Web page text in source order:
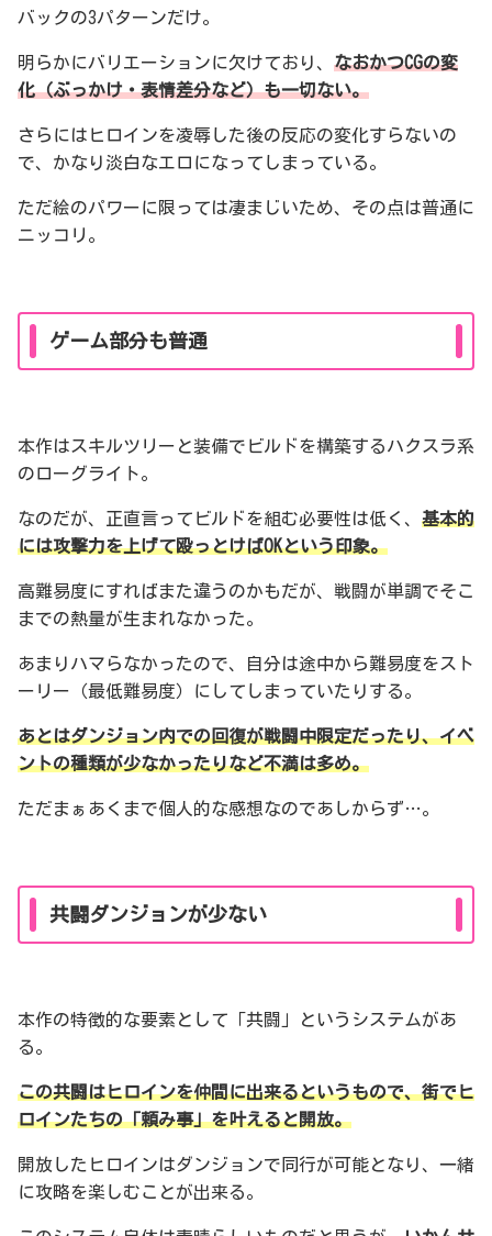
バックの3パターンだけ。
明らかにバリエーションに欠けており、 なおかつCGの変
化（ぶっかけ・表情差分など）も一切ない。
さらにはヒロインを凌辱した後の反応の変化すらないの
で、かなり淡白なエロになってしまっている。
ただ絵のパワーに限っては凄まじいため、その点は普通に
ニッコリ。
ゲーム部分も普通
本作はスキルツリーと装備でビルドを構築するハクスラ系
のローグライト。
なのだが、正直言ってビルドを組む必要性は低く、 基本的
には攻撃力を上げて殴っとけばOKという印象。
高難易度にすればまた違うのかもだが、戦闘が単調でそこ
までの熱量が生まれなかった。
あまりハマらなかったので、自分は途中から難易度をスト
ーリー（最低難易度）にしてしまっていたりする。
あとはダンジョン内での回復が戦闘中限定だったり、イベ
ントの種類が少なかったりなど不満は多め。
ただまぁあくまで個人的な感想なのであしからず…。
共闘ダンジョンが少ない
本作の特徴的な要素として「共闘」というシステムがあ
る。
この共闘はヒロインを仲間に出来るというもので、街でヒ
ロインたちの「頼み事」を叶えると開放。
開放したヒロインはダンジョンで同行が可能となり、一緒
に攻略を楽しむことが出来る。